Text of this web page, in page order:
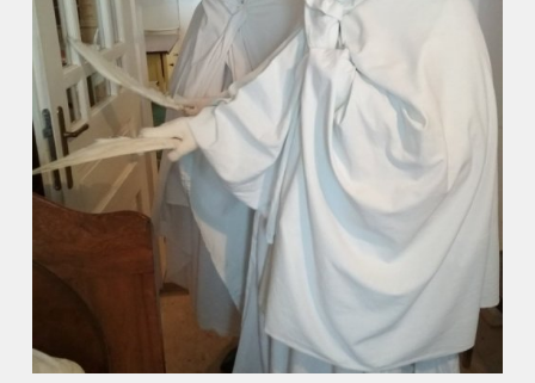
Kalendář akcí
Aktuality
Kontakty